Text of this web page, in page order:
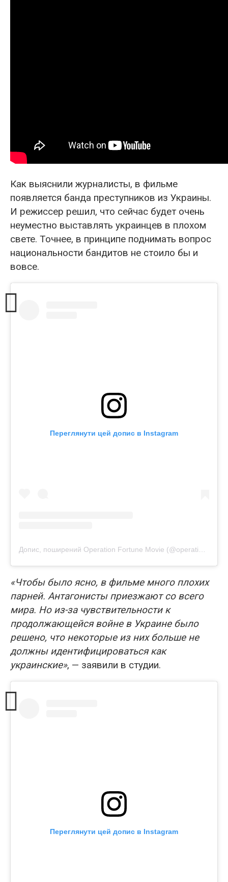
Как выяснили журналисты, в фильме
появляется банда преступников из Украины.
И режиссер решил, что сейчас будет очень
неуместно выставлять украинцев в плохом
свете. Точнее, в принципе поднимать вопрос
национальности бандитов не стоило бы и
вовсе.
Переглянути цей допис в Instagram
«Чтобы было ясно, в фильме много плохих
парней. Антагонисты приезжают со всего
мира. Но из-за чувствительности к
продолжающейся войне в Украине было
решено, что некоторые из них больше не
должны идентифицироваться как
украинские», — заявили в студии.
Переглянути цей допис в Instagram